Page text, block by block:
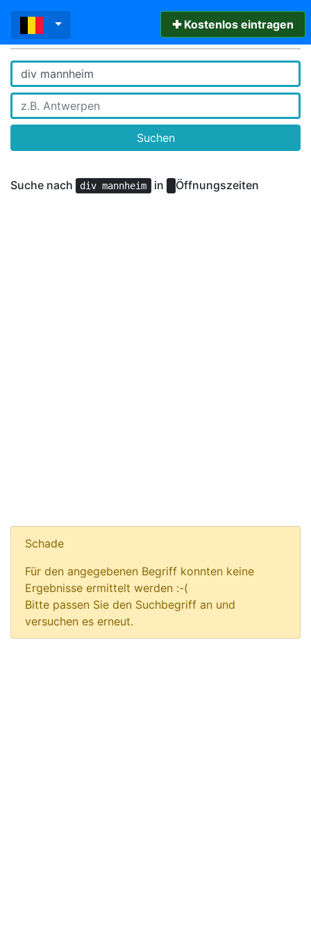
✚ Kostenlos eintragen
Suchen
Suche nach div mannheim in Öffnungszeiten
Schade
Für den angegebenen Begriff konnten keine
Ergebnisse ermittelt werden :-(
Bitte passen Sie den Suchbegriff an und
versuchen es erneut.